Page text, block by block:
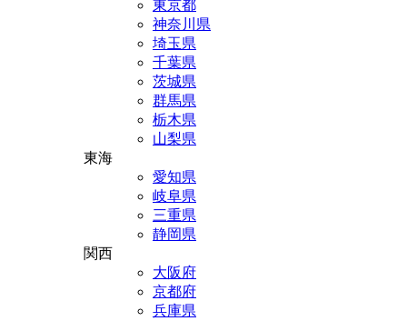
東京都
神奈川県
埼玉県
千葉県
茨城県
群馬県
栃木県
山梨県
東海
愛知県
岐阜県
三重県
静岡県
関西
大阪府
京都府
兵庫県